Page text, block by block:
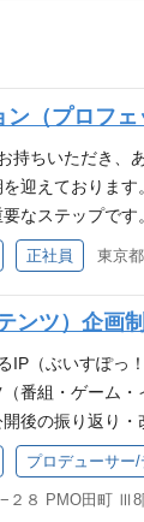
ン（プロフ
持ちいただき、
迎えておりま
なステップで
をこれからも
の成長を牽引
化ポジション 次
groupは『世界
ッションのも
IP Solution領域
す。当社は、
をIPとテクノロ
創出しており
正社員 東京
ンツ）企画
IP（ぶいすぽっ
番組・ゲーム
後の振り返り
量やコンテンツ
業務内容
資料、構成案等
プロデューサー
２８ PMO田町 Ⅲ8